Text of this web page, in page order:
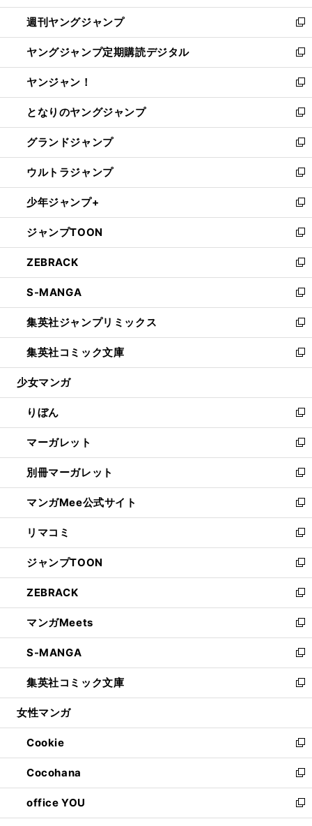
開
く
ウ
で
開
く
ン
ド
ウ
で
開
く
ウ
ィ
ン
ド
ウ
で
開
く
週刊ヤングジャンプ
新
し
い
ウ
ィ
ン
ド
ウ
で
開
く
ヤングジャンプ定期購読デジタル
新
し
い
ウ
ィ
ン
ド
ウ
で
開
く
ヤンジャン！
新
し
い
ウ
ィ
ン
ド
ウ
で
開
く
となりのヤングジャンプ
新
し
い
ウ
ィ
ン
ド
ウ
で
開
く
グランドジャンプ
新
し
い
ウ
ィ
ン
ド
ウ
で
開
く
ウルトラジャンプ
新
し
い
ウ
ィ
ン
ド
ウ
で
開
く
少年ジャンプ+
新
し
い
ウ
ィ
ン
ド
ウ
で
開
く
ジャンプTOON
新
し
い
ウ
ィ
ン
ド
ウ
で
開
ZEBRACK
新
し
い
ウ
ィ
ン
ド
ウ
開
く
S-MANGA
新
し
い
ウ
ィ
ン
ウ
で
開
く
集英社ジャンプリミックス
新
し
い
ウ
ン
ド
ウ
で
開
く
集英社コミック文庫
新
し
ウ
ィ
ン
ド
ウ
で
開
く
少女マンガ
りぼん
新
し
い
ウ
ィ
ン
ド
ウ
で
開
く
マーガレット
新
し
い
ウ
ィ
ン
ド
ウ
で
開
く
別冊マーガレット
新
し
い
ウ
ィ
ン
ド
ウ
で
開
く
マンガMee公式サイト
新
し
い
ウ
ィ
ン
ド
ウ
で
開
く
リマコミ
新
し
い
ウ
ィ
ン
ド
ウ
で
開
く
ジャンプTOON
新
し
い
ウ
ィ
ン
ド
ウ
で
開
ZEBRACK
新
し
い
ウ
ィ
ン
ド
ウ
開
く
マンガMeets
新
し
い
ウ
ィ
ン
ウ
で
開
く
S-MANGA
新
し
い
ウ
ン
ド
ウ
で
開
く
集英社コミック文庫
新
し
ウ
ィ
ン
ド
ウ
で
開
女性マンガ
Cookie
新
し
い
ウ
ィ
ン
Cocohana
新
し
い
ウ
office YOU
新
し